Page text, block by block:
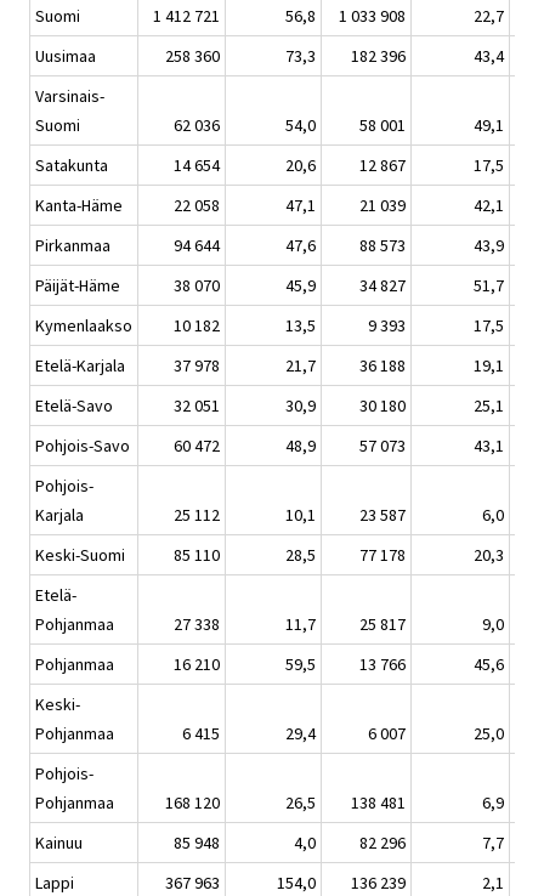
Suomi
1 412 721 56,8 1 033 908 22,7
Uusimaa
258 360 73,3 182 396
43,4
Varsinais-
Suomi
62 036 54,0 58 001
49,1
Satakunta
14 654 20,6 12 867
17,5
Kanta-Häme
22 058 47,1 21 039
42,1
Pirkanmaa
94 644 47,6 88 573
43,9
Päijät-Häme
38 070 45,9 34 827
51,7
Kymenlaakso
10 182 13,5 9 393
17,5
Etelä-Karjala
37 978 21,7 36 188
19,1
Etelä-Savo
32 051 30,9 30 180
25,1
Pohjois-Savo
60 472 48,9 57 073
43,1
Pohjois-
Karjala
25 112 10,1 23 587
6,0
Keski-Suomi
85 110 28,5 77 178
20,3
Etelä-
Pohjanmaa
27 338 11,7 25 817
9,0
Pohjanmaa
16 210 59,5 13 766
45,6
Keski-
Pohjanmaa
6 415 29,4 6 007
25,0
Pohjois-
Pohjanmaa
168 120 26,5 138 481
6,9
Kainuu
85 948 4,0 82 296
7,7
Lappi
367 963 154,0 136 239 2,1